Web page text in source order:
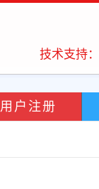
技术支持：
用户注册